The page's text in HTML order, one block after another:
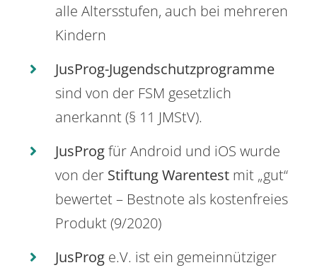
alle Altersstufen, auch bei mehreren
Kindern
JusProg-Jugendschutzprogramme
sind von der FSM gesetzlich
anerkannt (§ 11 JMStV).
JusProgfür Android und iOS wurde
von der Stiftung Warentest mit „gut“
bewertet – Bestnote als kostenfreies
Produkt (9/2020)
JusProg e.V. ist ein gemeinnütziger